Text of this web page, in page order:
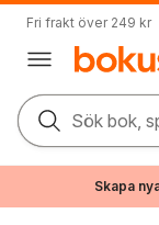
Fri frakt över 249 kr
Sök bok,
Skapa